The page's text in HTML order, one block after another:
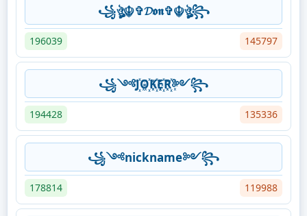
꧁ঔৣ☬✞𝓓𝖔𝖓✞☬ঔৣ꧂
196039 145797
꧁༺J꙰O꙰K꙰E꙰R꙰༻꧂
194428 135336
꧁༺nickname༻꧂
178814 119988